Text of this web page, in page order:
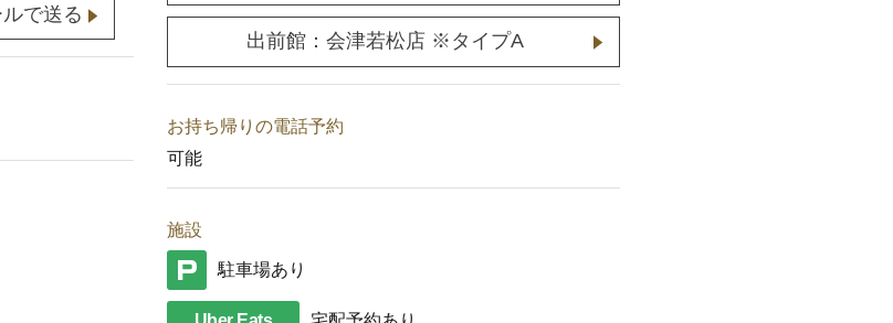
で送る
出前館：会津若松店 ※タイプA
お持ち帰りの電話予約
可能
施設
駐車場あり